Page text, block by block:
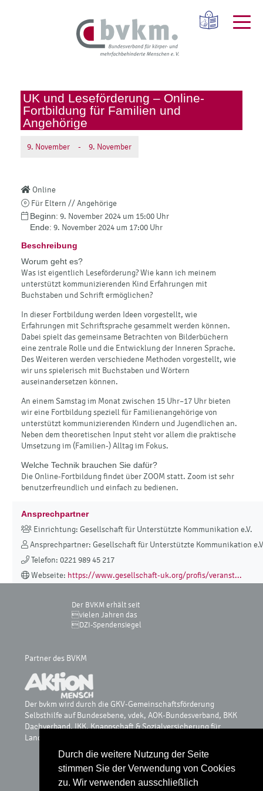
Durch die weitere Nutzung der Seite
stimmen Sie der Verwendung von Cookies
zu. Wir verwenden ausschließlich
UK und Leseförderung – Online-
Fortbildung für Familien und
Angehörige
9. November - 9. November
Online
Für Eltern // Angehörige
Beginn: 9. November 2024 um 15:00 Uhr
Ende: 9. November 2024 um 17:00 Uhr
Beschreibung
Worum geht es?
Was ist eigentlich Leseförderung? Wie kann ich meinem
unterstützt kommunizierenden Kind Erfahrungen mit
Buchstaben und Schrift ermöglichen?
In dieser Fortbildung werden Ideen vorgestellt, wie
Erfahrungen mit Schriftsprache gesammelt werden können.
Dabei spielt das gemeinsame Betrachten von Bilderbüchern
eine zentrale Rolle und die Entwicklung der Inneren Sprache.
Des Weiteren werden verschiedene Methoden vorgestellt, wie
wir uns spielerisch mit Buchstaben und Wörtern
auseinandersetzen können.
An einem Samstag im Monat zwischen 15 Uhr–17 Uhr bieten
wir eine Fortbildung speziell für Familienangehörige von
unterstützt kommunizierenden Kindern und Jugendlichen an.
Neben dem theoretischen Input steht vor allem die praktische
Umsetzung im (Familien-) Alltag im Fokus.
Welche Technik brauchen Sie dafür?
Die Online-Fortbildung findet über ZOOM statt. Zoom ist sehr
benutzerfreundlich und einfach zu bedienen.
Ansprechpartner
Einrichtung: Gesellschaft für Unterstützte Kommunikation e.V.
Ansprechpartner: Gesellschaft für Unterstützte Kommunikation
Telefon: 0221 989 45 217
Webseite: https://www.gesellschaft-uk.org/profis/veranst...
Der BVKM erhält seit
vielen Jahren das
DZI-Spendensiegel
Partner des BVKM
Der bvkm wird durch die GKV-Gemeinschaftsförderung
Selbsthilfe auf Bundesebene, vdek, AOK-Bundesverband, BKK
Dachverband, IKK, Knappschaft & Sozialversicherung für
Landwirtschaft, Forsten und Gartenbau gefördert.
Glossar
Datenschutz